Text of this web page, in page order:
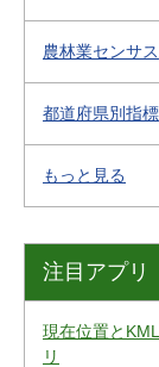
農林業センサス
都道府県別指標
もっと見る
注目アプリ
現在位置と
リ